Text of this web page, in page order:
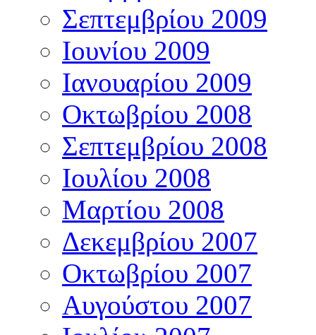
Σεπτεμβρίου 2009
Ιουνίου 2009
Ιανουαρίου 2009
Οκτωβρίου 2008
Σεπτεμβρίου 2008
Ιουλίου 2008
Μαρτίου 2008
Δεκεμβρίου 2007
Οκτωβρίου 2007
Αυγούστου 2007